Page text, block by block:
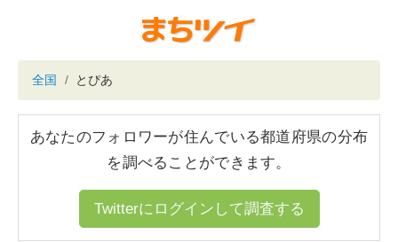
全国 とぴあ
あなたのフォロワーが住んでいる都道府県の分布
を調べることができます。
Twitterにログインして調査する